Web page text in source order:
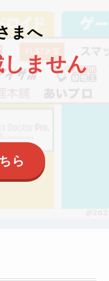
まへ
ません
ら